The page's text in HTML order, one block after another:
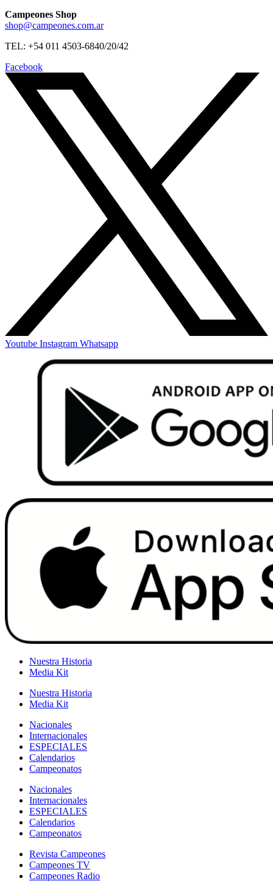
Campeones Shop
shop@campeones.com.ar
TEL: +54 011 4503-6840/20/42
Facebook
Youtube Instagram Whatsapp
Nuestra Historia
Media Kit
Nuestra Historia
Media Kit
Nacionales
Internacionales
ESPECIALES
Calendarios
Campeonatos
Nacionales
Internacionales
ESPECIALES
Calendarios
Campeonatos
Revista Campeones
Campeones TV
Campeones Radio